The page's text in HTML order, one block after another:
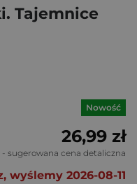
Tajemnice
Nowość
26,99 zł
- sugerowana cena detaliczna
wyślemy 2026-08-11